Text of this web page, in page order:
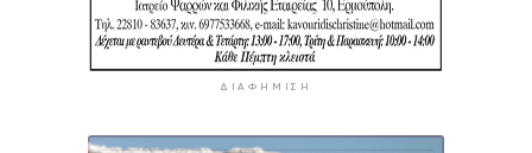
ΔΙΑΦΉΜΙΣΗ